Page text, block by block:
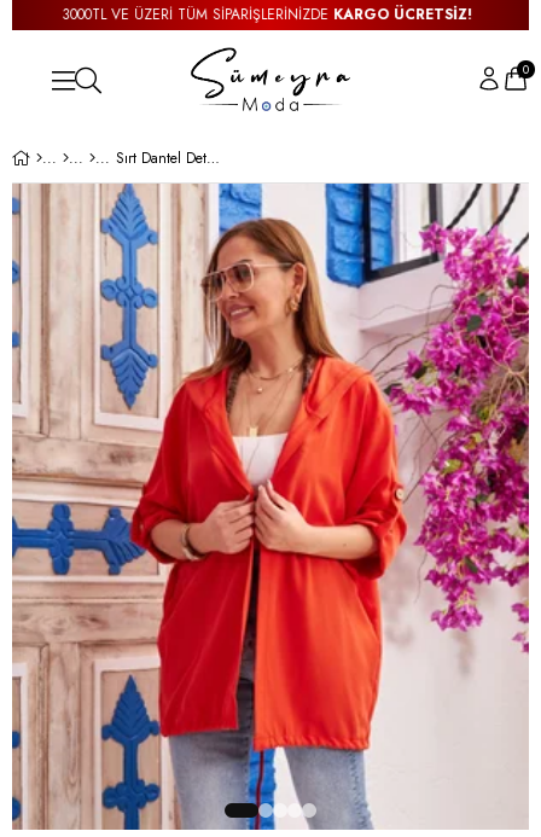
3000TL VE ÜZERİ TÜM SİPARİŞLERİNİZDEKARGO ÜCRETSİZ!
0
Sırt Dantel Detay Mevsimlik Turuncu Ceket